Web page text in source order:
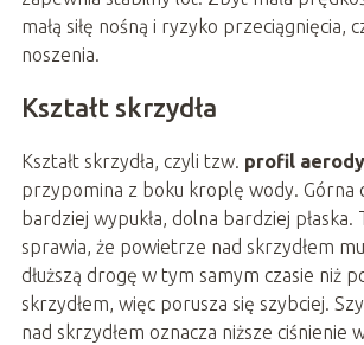
małą siłę nośną i ryzyko przeciągnięcia,
noszenia.
Kształt skrzydła
Kształt skrzydła, czyli tzw. profil
przypomina z boku kroplę wody. Górna
bardziej wypukła, dolna bardziej płaska.
sprawia, że powietrze nad skrzydłem
dłuższą drogę w tym samym czasie niż
skrzydłem, więc porusza się szybciej.
nad skrzydłem oznacza niższe ciśnienie